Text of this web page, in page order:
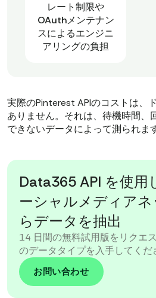
レート制限や
OAuthメンテナン
スによるエンジニ
アリングの負担
実際のPinterest APIのコストは、
ありません。それは、待機時間、
できないデータによって測られます
Data365 API を使用
ーシャルメディア
らデータを抽出
14 日間の無料試用版をリクエ
のデータタイプを入手してくだ
お問い合わせ